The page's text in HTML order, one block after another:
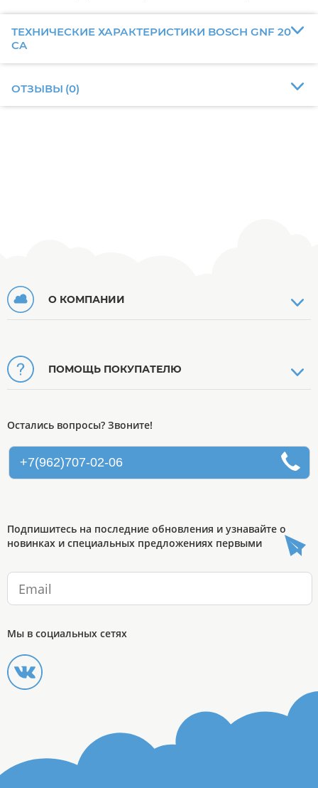
ТЕХНИЧЕСКИЕ ХАРАКТЕРИСТИКИ BOSCH GNF 20
CA
ОТЗЫВЫ (0)
О КОМПАНИИ
ПОМОЩЬ ПОКУПАТЕЛЮ
Остались вопросы? Звоните!
+7(962)707-02-06
Подпишитесь на последние обновления и узнавайте о
новинках и специальных предложениях первыми
Мы в социальных сетях